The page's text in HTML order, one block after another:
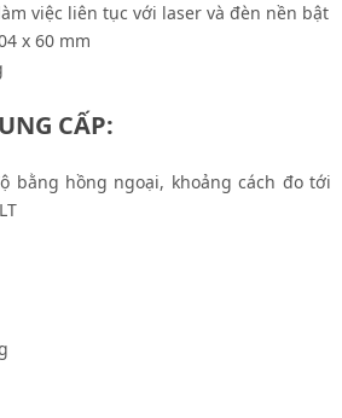
việc liên tục với laser và đèn nền bật
x 60 mm
CẤP:
bằng hồng ngoại, khoảng cách đo tới